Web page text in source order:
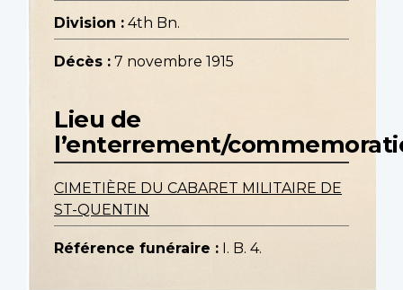
Division : 4th Bn.
Décès : 7 novembre 1915
Lieu de
l’enterrement/
CIMETIÈRE DU CABARET MILITAIRE DE
ST-QUENTIN
Référence funéraire : I. B. 4.